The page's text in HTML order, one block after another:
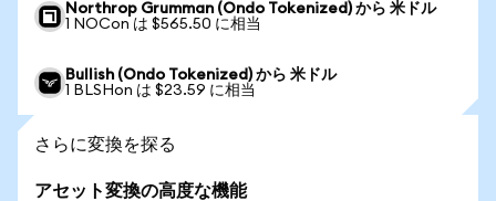
Northrop Grumman (Ondo Tokenized) から 米ドル
1 NOCon は $565.50 に相当
Bullish (Ondo Tokenized) から 米ドル
1 BLSHon は $23.59 に相当
さらに変換を探る
アセット変換の高度な機能